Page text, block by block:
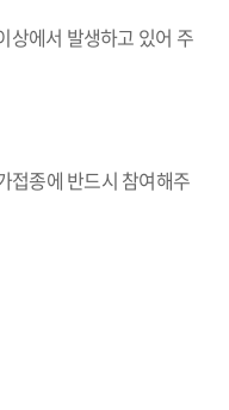
상에서 발생하고 있어 주
접종에 반드시 참여해주